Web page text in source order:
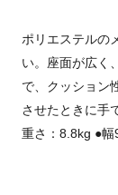
ポリエステルの
い。座面が広く
で、クッション
させたときに手
重さ：8.8kg ●